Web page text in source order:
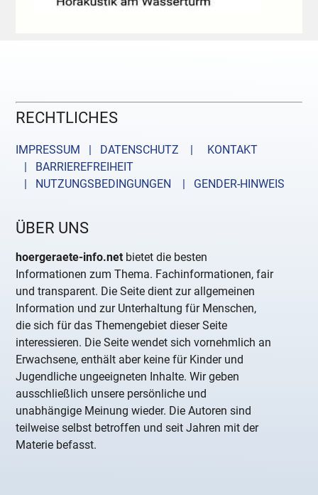
RECHTLICHES
IMPRESSUM | DATENSCHUTZ |
KONTAKT
| BARRIEREFREIHEIT
| NUTZUNGSBEDINGUNGEN
| GENDER-HINWEIS
ÜBER UNS
hoergeraete-info.net bietet die besten
Informationen zum Thema. Fachinformationen, fair
und transparent. Die Seite dient zur allgemeinen
Information und zur Unterhaltung für Menschen,
die sich für das Themengebiet dieser Seite
interessieren. Die Seite wendet sich vornehmlich an
Erwachsene, enthält aber keine für Kinder und
Jugendliche ungeeigneten Inhalte. Wir geben
ausschließlich unsere persönliche und
unabhängige Meinung wieder. Die Autoren sind
teilweise selbst betroffen und seit Jahren mit der
Materie befasst.